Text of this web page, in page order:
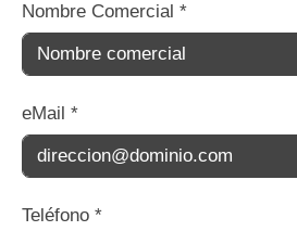
Nombre Comercial *
eMail *
Teléfono *